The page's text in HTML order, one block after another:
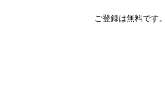
ご登録は無料です